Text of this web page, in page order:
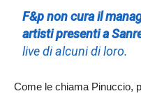
F&p non cura il
artisti presenti a
live di alcuni di loro.
Come le chiama Pinuccio,